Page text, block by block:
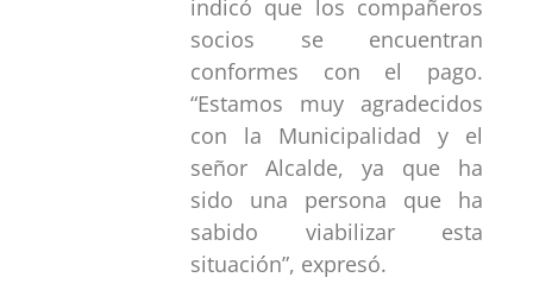
indicó que los compañeros
socios se encuentran
conformes con el pago.
“Estamos muy agradecidos
con la Municipalidad y el
señor Alcalde, ya que ha
sido una persona que ha
sabido viabilizar esta
situación”, expresó.